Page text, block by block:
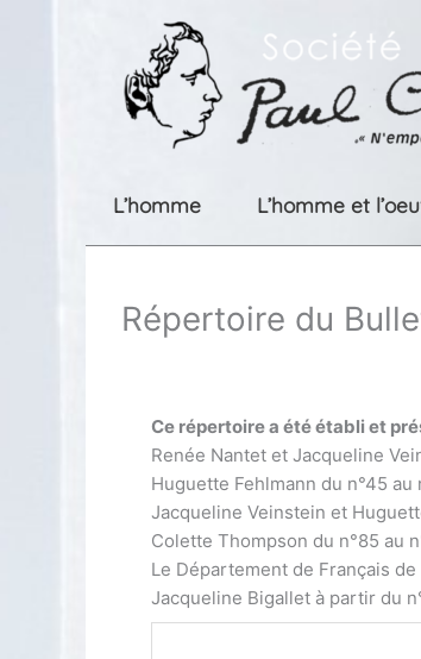
L’homme L’homme et
Répertoire du
Ce répertoire a été établi et
Renée Nantet et Jacqueline
Huguette Fehlmann du n°45 au
Jacqueline Veinstein et
Colette Thompson du n°85 au
Le Département de Français
Jacqueline Bigallet à partir du